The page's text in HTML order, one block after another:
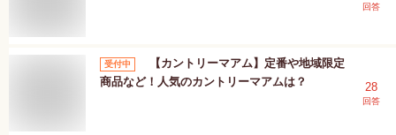
回答
受付中
【カントリーマアム】定番や地域限定
商品など！人気のカントリーマアムは？
28
回答